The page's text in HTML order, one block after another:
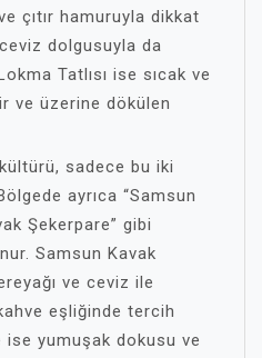
çıtır hamuruyla dikkat
dolgusuyla da
Tatlısı ise sıcak ve
ve üzerine dökülen
sadece bu iki
ayrıca “Samsun
Şekerpare” gibi
Samsun Kavak
ve ceviz ile
eşliğinde tercih
ise yumuşak dokusu ve